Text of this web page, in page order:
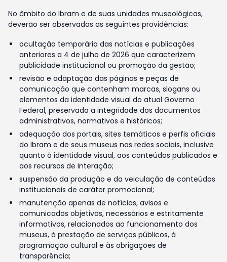
No âmbito do Ibram e de suas unidades museológicas,
deverão ser observadas as seguintes providências:
ocultação temporária das notícias e publicações
anteriores a 4 de julho de 2026 que caracterizem
publicidade institucional ou promoção da gestão;
revisão e adaptação das páginas e peças de
comunicação que contenham marcas, slogans ou
elementos da identidade visual do atual Governo
Federal, preservada a integridade dos documentos
administrativos, normativos e históricos;
adequação dos portais, sites temáticos e perfis oficiais
do Ibram e de seus museus nas redes sociais, inclusive
quanto à identidade visual, aos conteúdos publicados e
aos recursos de interação;
suspensão da produção e da veiculação de conteúdos
institucionais de caráter promocional;
manutenção apenas de notícias, avisos e
comunicados objetivos, necessários e estritamente
informativos, relacionados ao funcionamento dos
museus, à prestação de serviços públicos, à
programação cultural e às obrigações de
transparência;